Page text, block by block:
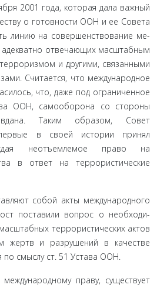
2001 года, которая дала важный
о готовности ООН и ее Совета
линию на совершенствование ме­
адекватно отвечающих масштабным
и другими, связанными
Считается, что международное
что, даже под ограниченное
ООН, самооборона со стороны
Таким образом, Совет
в своей истории принял
не­отъемлемое право на
в ответ на тер­рористические
собой акты международ­ного
поставили вопрос о необходи­
террористических ак­тов
жертв и разрушений в качестве
по смыслу ст. 51 Устава ООН.
международному праву, су­ществует